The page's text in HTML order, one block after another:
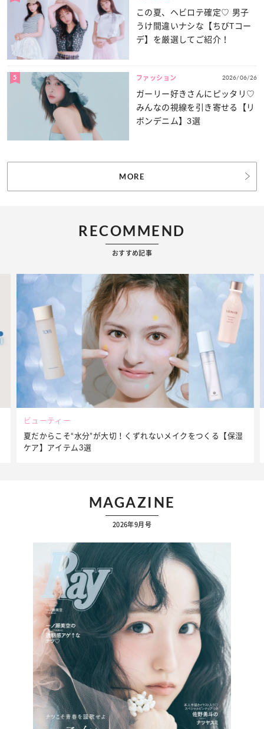
この夏、ヘビロテ確定♡ 男子
うけ間違いナシな【ちびTコー
デ】を厳選してご紹介！
5 ファッション 2026/06/26
ガーリー好きさんにピッタリ♡
みんなの視線を引き寄せる【リ
ボンデニム】3選
MORE
RECOMMEND
おすすめ記事
ビューティー
夏だからこそ“水分”が大切！くずれないメイクをつくる【保湿
ケア】アイテム3選
MAGAZINE
2026年9月号